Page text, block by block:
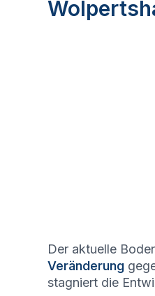
Der aktuelle
Veränderung
stagniert die